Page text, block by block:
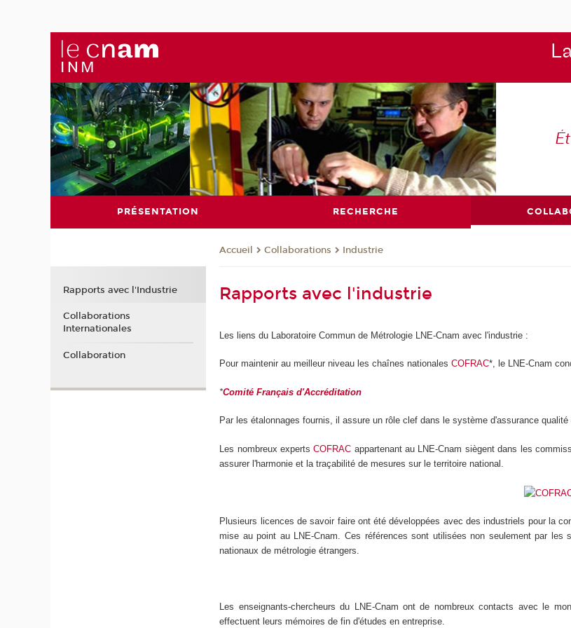
PRÉSENTATION RECHERCHE
Accueil Collaborations Industrie
Rapports avec l'industrie
Les liens du Laboratoire Commun de Métrologie LNE-Cnam avec l'industrie :
Pour maintenir au meilleur niveau les chaînes nationalesCOFRAC*, le LNE-Cnam
*Comité Français d'Accréditation
Par les étalonnages fournis, il assure un rôle clef dans le système d'assurance
Les nombreux expertsCOFRAC appartenant au LNE-Cnam siègent dans les
assurer l'harmonie et la traçabilité de mesures sur le territoire national.
Plusieurs licences de savoir faire ont été développées avec des industriels pour la
mise au point au LNE-Cnam. Ces références sont utilisées non seulement par
nationaux de métrologie étrangers.
Les enseignants-chercheurs du LNE-Cnam ont de nombreux contacts avec le
effectuent leurs mémoires de fin d'études en entreprise.
Rapports avec l'Industrie
Collaborations
Internationales
Collaboration